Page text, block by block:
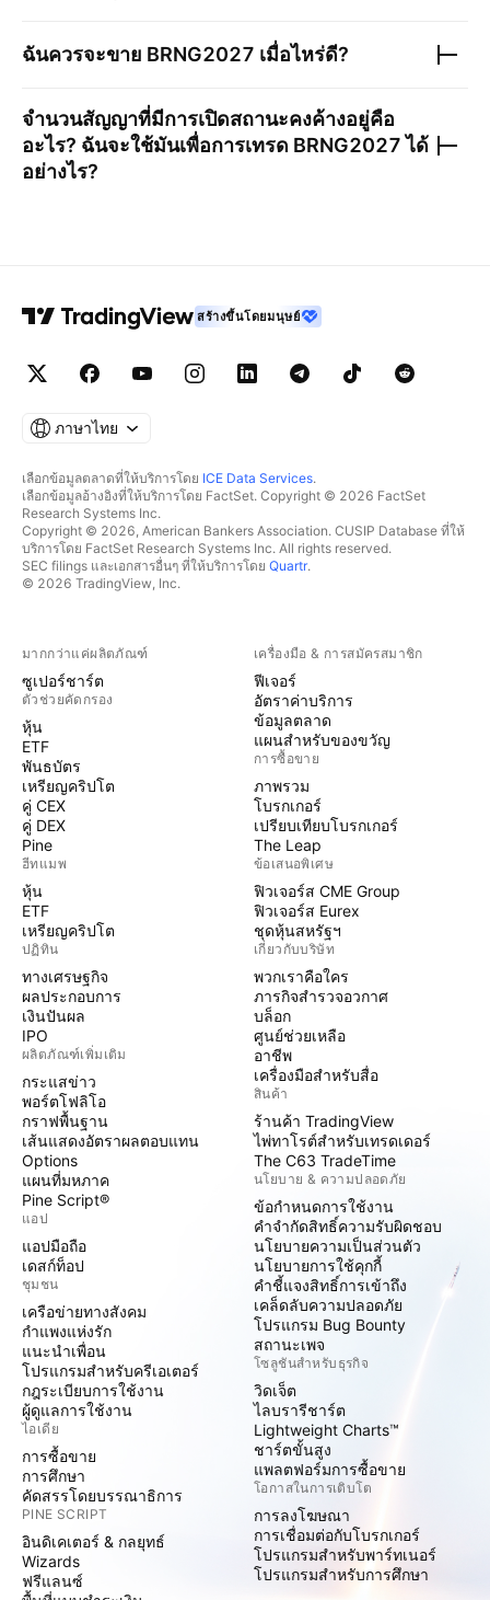
ฉันควรจะขาย BRNG2027 เมื่อไหร่ดี?
จำนวนสัญญาที่มีการเปิดสถานะคงค้างอยู่คือ
อะไร? ฉันจะใช้มันเพื่อการเทรด BRNG2027ได้
อย่างไร?
สร้างขึ้นโดยมนุษย์
ภาษาไทย
เลือกข้อมูลตลาดที่ให้บริการโดย ICE Data Services.
เลือกข้อมูลอ้างอิงที่ให้บริการโดย FactSet. Copyright © 2026 FactSet
Research Systems Inc.
Copyright © 2026, American Bankers Association. CUSIP Database ที่ให้
บริการโดย FactSet Research Systems Inc. All rights reserved.
SEC filings และเอกสารอื่นๆ ที่ให้บริการโดย Quartr.
© 2026 TradingView, Inc.
มากกว่าแค่ผลิตภัณฑ์
ซูเปอร์ชาร์ต
ตัวช่วยคัดกรอง
หุ้น
ETF
พันธบัตร
เหรียญคริปโต
คู่ CEX
คู่ DEX
Pine
ฮีทแมพ
หุ้น
ETF
เหรียญคริปโต
ปฏิทิน
ทางเศรษฐกิจ
ผลประกอบการ
เงินปันผล
IPO
ผลิตภัณฑ์เพิ่มเติม
กระแสข่าว
พอร์ตโฟลิโอ
กราฟพื้นฐาน
เส้นแสดงอัตราผลตอบแทน
Options
แผนที่มหภาค
Pine Script®
แอป
แอปมือถือ
เดสก์ท็อป
ชุมชน
เครือข่ายทางสังคม
กำแพงแห่งรัก
แนะนำเพื่อน
โปรแกรมสำหรับครีเอเตอร์
กฎระเบียบการใช้งาน
ผู้ดูแลการใช้งาน
ไอเดีย
การซื้อขาย
การศึกษา
คัดสรรโดยบรรณาธิการ
PINE SCRIPT
อินดิเคเตอร์ & กลยุทธ์
Wizards
ฟรีแลนซ์
เครื่องมือ & การสมัครสมาชิก
ฟีเจอร์
อัตราค่าบริการ
ข้อมูลตลาด
แผนสำหรับของขวัญ
การซื้อขาย
ภาพรวม
โบรกเกอร์
เปรียบเทียบโบรกเกอร์
The Leap
ข้อเสนอพิเศษ
ฟิวเจอร์ส CME Group
ฟิวเจอร์ส Eurex
ชุดหุ้นสหรัฐฯ
เกี่ยวกับบริษัท
พวกเราคือใคร
ภารกิจสำรวจอวกาศ
บล็อก
ศูนย์ช่วยเหลือ
อาชีพ
เครื่องมือสำหรับสื่อ
สินค้า
ร้านค้า TradingView
ไพ่ทาโรต์สำหรับเทรดเดอร์
The C63 TradeTime
นโยบาย & ความปลอดภัย
ข้อกำหนดการใช้งาน
คำจำกัดสิทธิ์ความรับผิดชอบ
นโยบายความเป็นส่วนตัว
นโยบายการใช้คุกกี้
คำชี้แจงสิทธิ์การเข้าถึง
เคล็ดลับความปลอดภัย
โปรแกรม Bug Bounty
สถานะเพจ
โซลูชันสำหรับธุรกิจ
วิดเจ็ต
ไลบรารีชาร์ต
Lightweight Charts™
ชาร์ตขั้นสูง
แพลตฟอร์มการซื้อขาย
โอกาสในการเติบโต
การลงโฆษณา
การเชื่อมต่อกับโบรกเกอร์
โปรแกรมสำหรับพาร์ทเนอร์
โปรแกรมสำหรับการศึกษา